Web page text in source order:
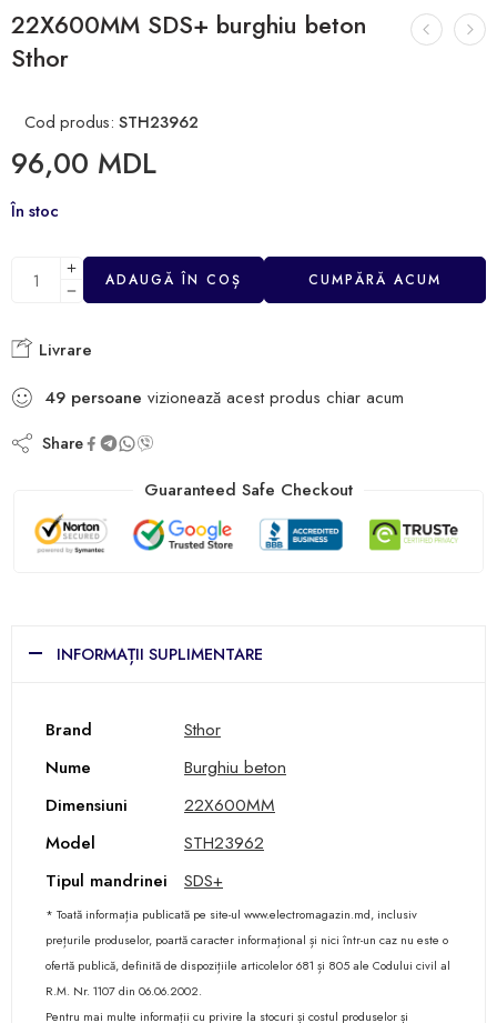
22X600MM SDS+ burghiu beton
Sthor
Cod produs: STH23962
96,00 MDL
În stoc
ADAUGĂ ÎN COȘ CUMPĂRĂ ACUM
Livrare
49 persoane vizionează acest produs chiar acum
Share
Guaranteed Safe Checkout
INFORMAȚII SUPLIMENTARE
Brand
Sthor
Nume
Burghiu beton
Dimensiuni
22X600MM
Model
STH23962
Tipul mandrinei
SDS+
* Toată informația publicată pe site-ul www.electromagazin.md, inclusiv
prețurile produselor, poartă caracter informațional și nici într-un caz nu este o
ofertă publică, definită de dispozițiile articolelor 681 și 805 ale Codului civil al
R.M. Nr. 1107 din 06.06.2002.
Pentru mai multe informații cu privire la stocuri și costul produselor și